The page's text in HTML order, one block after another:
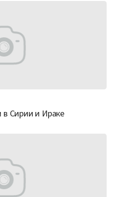
в Сирии и Ираке